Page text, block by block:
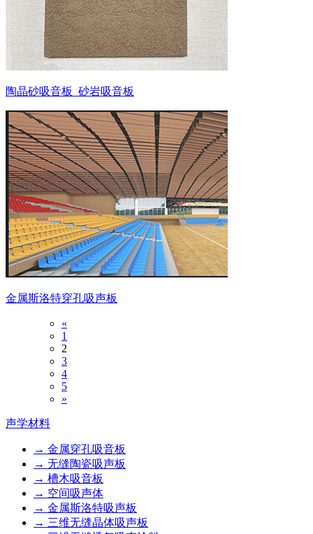
陶晶砂吸音板_砂岩吸音板
金属斯洛特穿孔吸声板
«
1
2
3
4
5
»
声学材料
→ 金属穿孔吸音板
→ 无缝陶瓷吸声板
→ 槽木吸音板
→ 空间吸声体
→ 金属斯洛特吸声板
→ 三维无缝晶体吸声板